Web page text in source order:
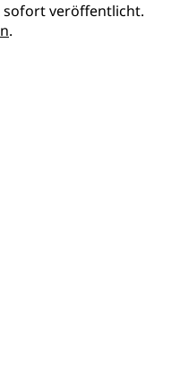
veröffentlicht.
.